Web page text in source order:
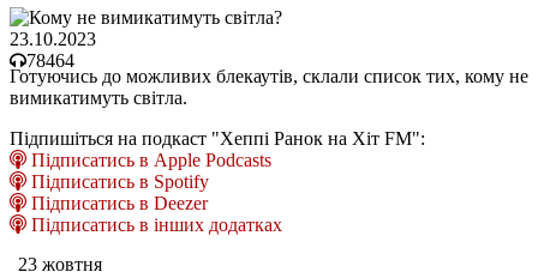
23.10.2023
78464
Готуючись до можливих блекаутів, склали список тих, кому не
вимикатимуть світла.
Підпишіться на подкаст "Хеппі Ранок на Хіт FM":
Підписатись в Apple Podcasts
Підписатись в Spotify
Підписатись в Deezer
Підписатись в інших додатках
23 жовтня